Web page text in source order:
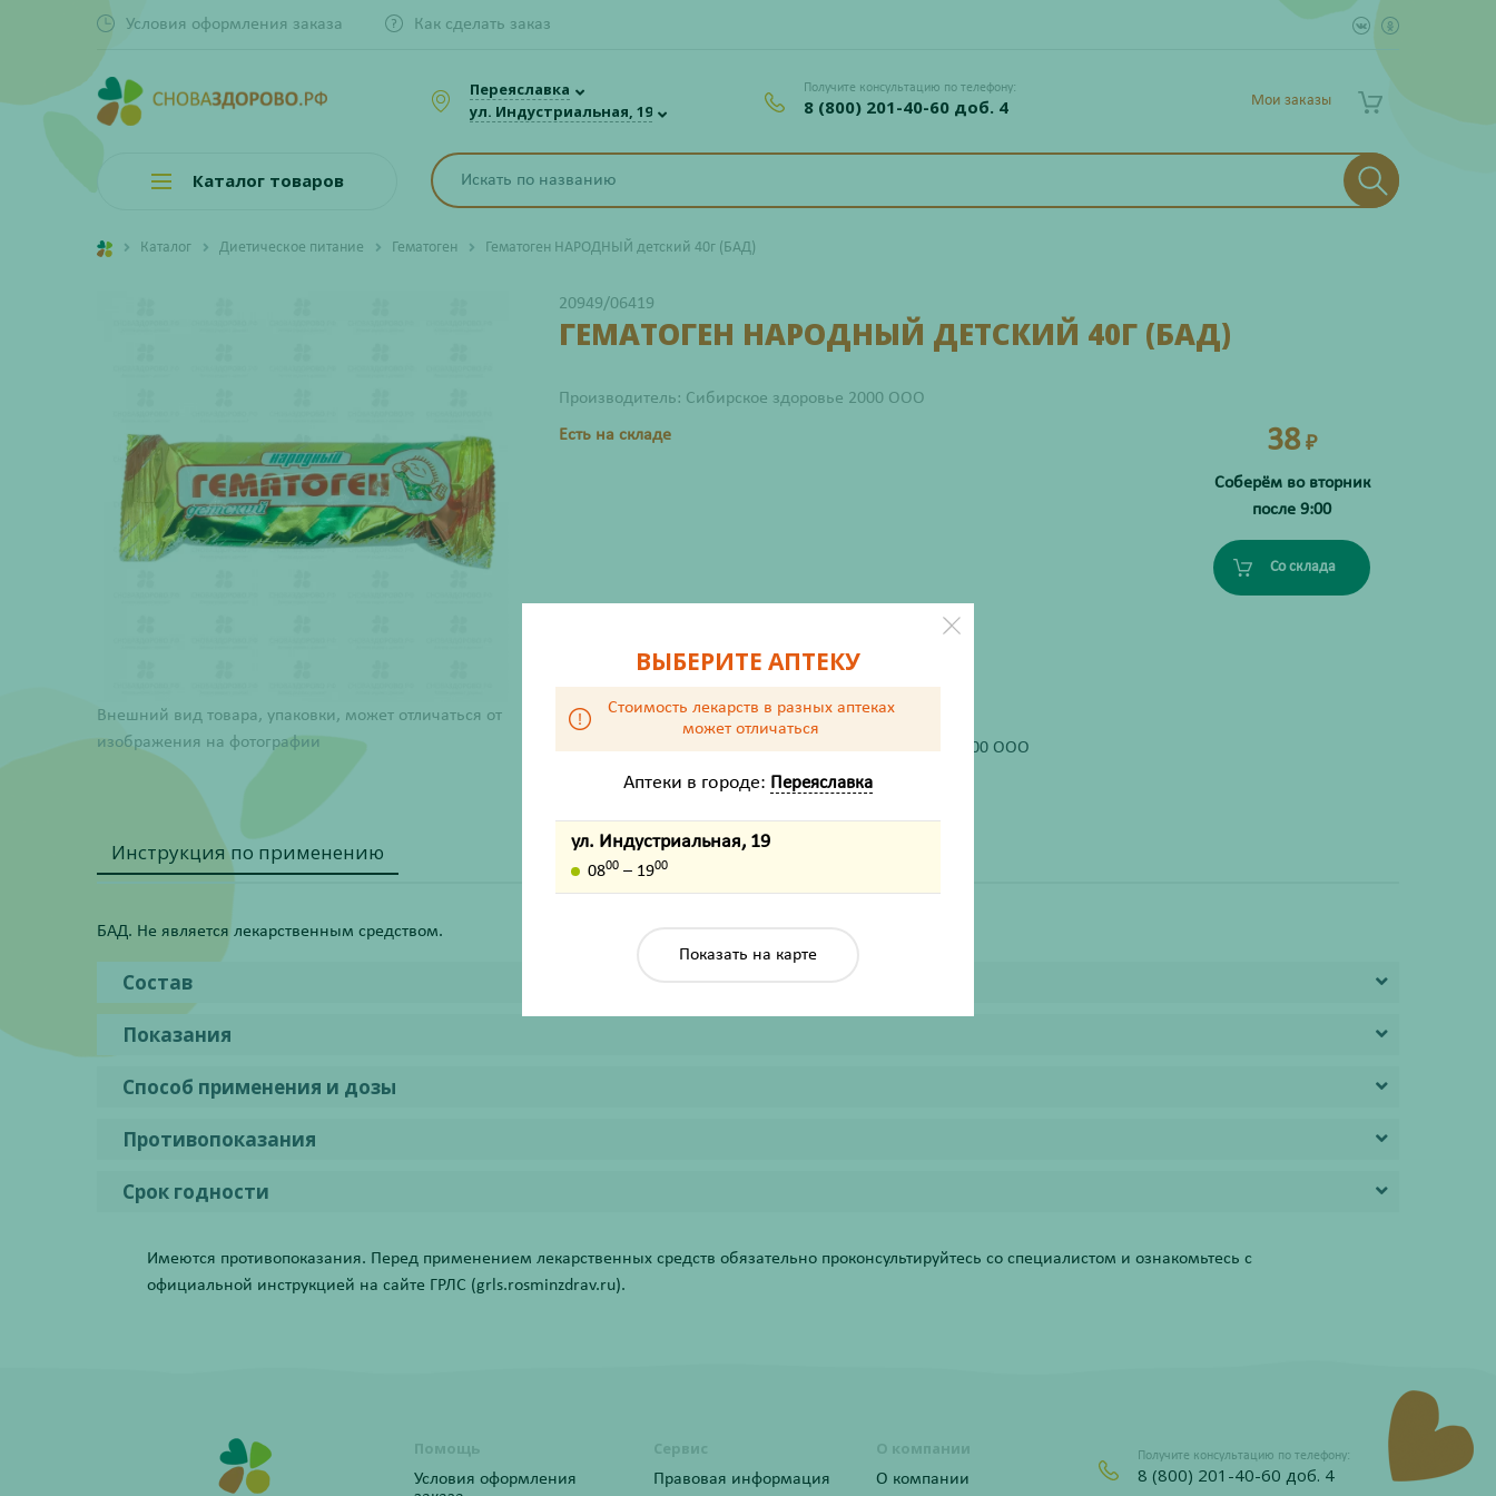
Условия оформления заказа Как сделать заказ
Переяславка
ул. Индустриальная, 19
Получите консультацию по телефону:
8 (800) 201-40-60 доб. 4 Мои заказы
Каталог товаров
Каталог Диетическое питание Гематоген Гематоген НАРОДНЫЙ детский 40г (БАД)
Внешний вид товара, упаковки, может отличаться от
изображения на фотографии
20949/06419
ГЕМАТОГЕН НАРОДНЫЙ ДЕТСКИЙ 40Г (БАД)
Производитель: Сибирское здоровье 2000 ООО
Есть на складе 38 ₽
Соберём во вторник
после 9:00
Со склада
ХАРАКТЕРИСТИКИ
Производитель
Сибирское здоровье 2000 ООО
Жизненно важный
Нет
Инструкция по применению
БАД. Не является лекарственным средством.
Состав
Показания
Способ применения и дозы
Противопоказания
Срок годности
Имеются противопоказания. Перед применением лекарственных средств обязательно проконсультируйтесь со специалистом и ознакомьтесь с
официальной инструкцией на сайте ГРЛС (grls.rosminzdrav.ru).
Помощь
Условия оформления
Сервис
Правовая информация
О компании
О компании
Получите консультацию по телефону:
8 (800) 201-40-60 доб. 4
ВЫБЕРИТЕ АПТЕКУ
Стоимость лекарств в разных аптеках
может отличаться
Аптеки в городе: Переяславка
ул. Индустриальная, 19
0800 – 1900
Показать на карте